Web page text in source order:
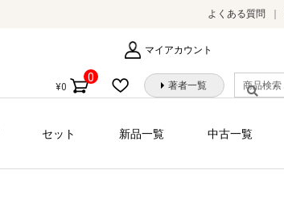
よくある質問
マイアカウント
検
索
象:
著者一覧
¥0
0
個
セット 新品一覧 中古一覧